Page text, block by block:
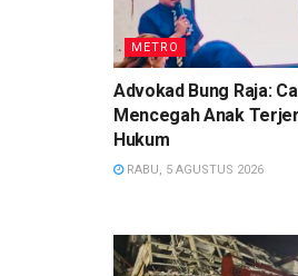
METRO
Advokad Bung Raja:
Mencegah Anak
Hukum
RABU, 5 AGUSTUS 2026